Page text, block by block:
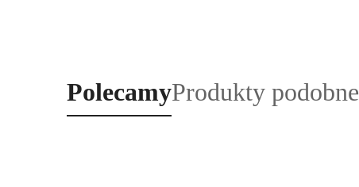
Produkty
o
PolecamyProdukty
o
Produkty podobne